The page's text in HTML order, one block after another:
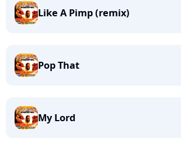
Like A Pimp (remix)
Pop That
My Lord